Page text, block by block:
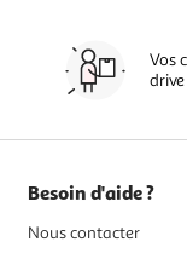
Vos
Besoin d'aide ?
Nous contacter